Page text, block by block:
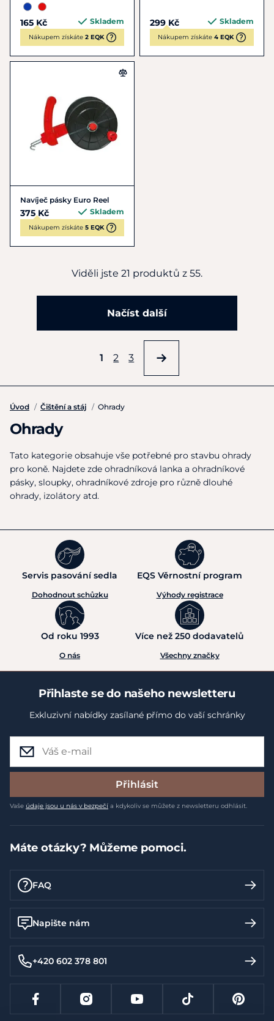
165 Kč Skladem
Nákupem získáte 2 EQK
299 Kč Skladem
Nákupem získáte 4 EQK
Navíječ pásky Euro Reel
375 Kč Skladem
Nákupem získáte 5 EQK
Viděli jste 21 produktů z 55.
Načíst další
1 2 3
Úvod / Čištění a stáj / Ohrady
Ohrady
Tato kategorie obsahuje vše potřebné pro stavbu ohrady
pro koně. Najdete zde ohradníková lanka a ohradníkové
pásky, sloupky, ohradníkové zdroje pro různě dlouhé
ohrady, izolátory atd.
Servis pasování sedla
Dohodnout schůzku
EQS Věrnostní program
Výhody registrace
Od roku 1993
O nás
Více než 250 dodavatelů
Všechny značky
Přihlaste se do našeho newsletteru
Exkluzivní nabídky zasílané přímo do vaší schránky
Přihlásit
Vaše údaje jsou u nás v bezpečí a kdykoliv se můžete z newsletteru odhlásit.
Máte otázky? Můžeme pomoci.
FAQ
Napište nám
+420 602 378 801